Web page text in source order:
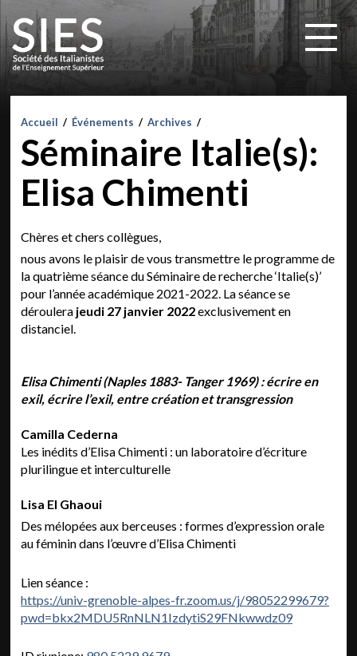
Accueil / Événements / Archives /
Séminaire Italie(s):
Elisa Chimenti
Chères et chers collègues,
nous avons le plaisir de vous transmettre le programme de
la quatrième séance du Séminaire de recherche ‘Italie(s)’
pour l’année académique 2021-2022. La séance se
déroulera jeudi 27 janvier 2022exclusivement en
distanciel.
Elisa Chimenti (Naples 1883- Tanger 1969) : écrire en
exil, écrire l’exil, entre création et transgression
Camilla Cederna
Les inédits d’Elisa Chimenti : un laboratoire d’écriture
plurilingue et interculturelle
Lisa El Ghaoui
Des mélopées aux berceuses : formes d’expression orale
au féminin dans l’œuvre d’Elisa Chimenti
Lien séance :
https://univ-grenoble-alpes-fr.zoom.us/j/98052299679?
pwd=bkx2MDU5RnNLN1IzdytiS29FNkwwdz09